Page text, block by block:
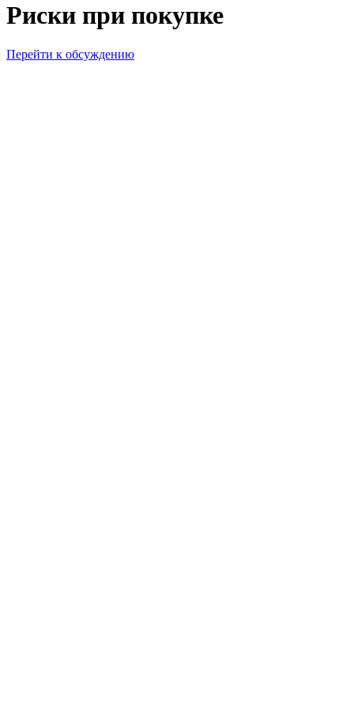
Риски при покупке
Перейти к обсуждению